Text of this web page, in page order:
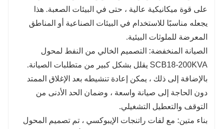
على قوة ميكانيكية عالية ، حتى في البيئات الصعبة. هذا
يجعله مناسبًا للاستخدام في البيئات الصناعية أو المناطق
المعرضة للملوثات البيئية.
الصيانة المنخفضة: التصميم الخالي من النفط لمحول
SCB18-200KVA يقلل بشكل كبير من متطلبات الصيانة.
بالإضافة إلى ذلك ، يمكن إعادة تنشيطه بعد الإغلاق الممتد
دون الحاجة إلى صيانة واسعة ، وضمان الحد الأدنى من
التوقف والتعطيل التشغيلي.
بناء متين: مع لفات راتنجات الإيبوكسي ، تم تصميم المحول